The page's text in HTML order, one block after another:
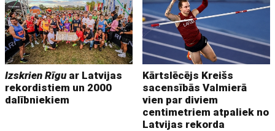
Izskrien Rīguar Latvijas
rekordistiem un 2000
dalībniekiem
Kārtslēcējs Kreišs
sacensībās Valmierā
vien par diviem
centimetriem atpaliek no
Latvijas rekorda